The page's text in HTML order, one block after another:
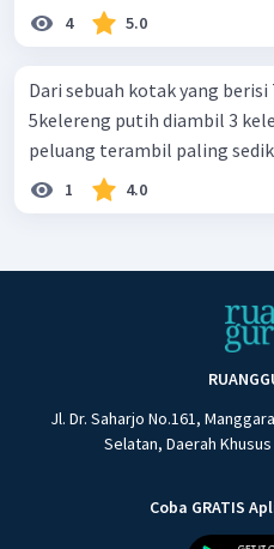
4 5.0
Dari sebuah kotak yang
5kelereng putih diambil 3
peluang terambil paling
1 4.0
Jl. Dr. Saharjo No.161,
Selatan, Daerah
Coba GRATIS